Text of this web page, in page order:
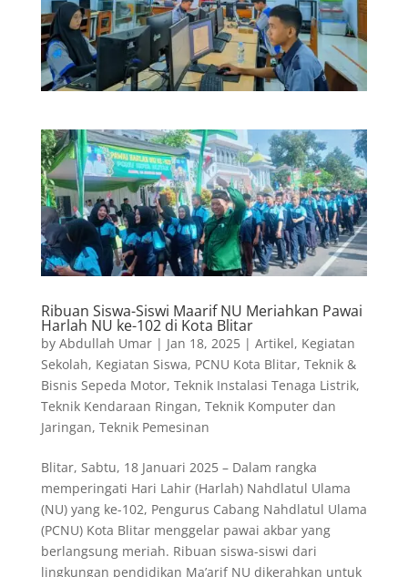
Ribuan Siswa-Siswi Maarif NU Meriahkan Pawai
Harlah NU ke-102 di Kota Blitar
by Abdullah Umar| Jan 18, 2025| Artikel, Kegiatan
Sekolah, Kegiatan Siswa, PCNU Kota Blitar, Teknik &
Bisnis Sepeda Motor, Teknik Instalasi Tenaga Listrik,
Teknik Kendaraan Ringan, Teknik Komputer dan
Jaringan, Teknik Pemesinan
Blitar, Sabtu, 18 Januari 2025 – Dalam rangka
memperingati Hari Lahir (Harlah) Nahdlatul Ulama
(NU) yang ke-102, Pengurus Cabang Nahdlatul Ulama
(PCNU) Kota Blitar menggelar pawai akbar yang
berlangsung meriah. Ribuan siswa-siswi dari
lingkungan pendidikan Ma’arif NU dikerahkan untuk